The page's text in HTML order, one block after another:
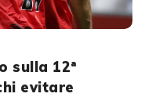
sulla 12ª
evitare